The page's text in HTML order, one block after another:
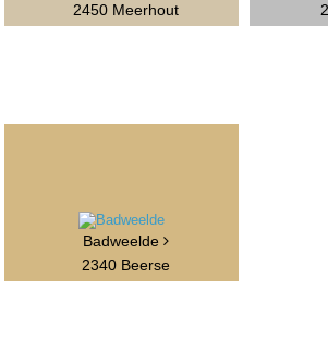
2450 Meerhout
Badweelde
2340 Beerse